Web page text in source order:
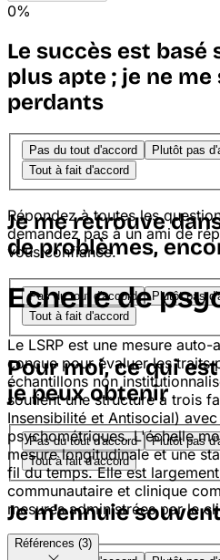
0%
Le succès est basé
plus apte ; je ne
perdants
Pas du tout d'accord Plutôt pas
Tout à fait d'accord
Je me retrouve
de problèmes,
Pas du tout d'accord Plutôt pas
Tout à fait d'accord
Pour moi, ce qui
je peux obtenir
Pas du tout d'accord Plutôt pas
Tout à fait d'accord
Je m'ennuie
Répondez à toutes les
demandez pas à un ami de
vous confiance.
Echelle de
Le LSRP est une mesure
conçue pour évaluer les traits
échantillons non
soutient une structure à trois
Insensibilité et Antisocial)
psychométriques. L'échelle
mesure longitudinale et une
fil du temps. Elle est
communautaire et clinique
mesures administrées par le
Références (3)